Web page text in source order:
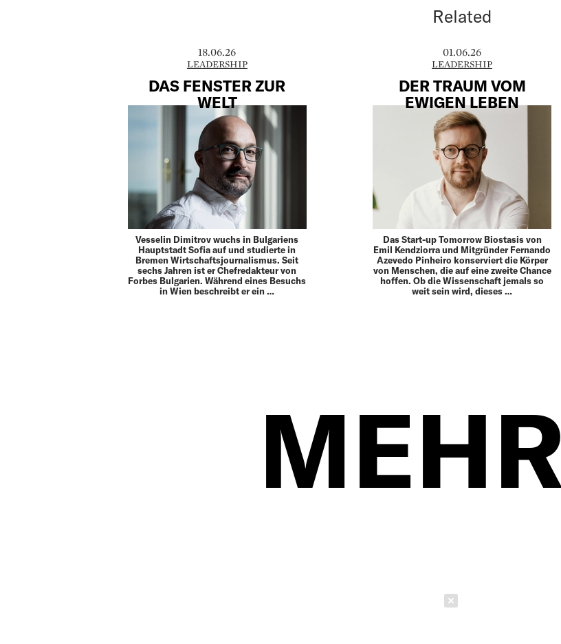
Related
18.06.26
LEADERSHIP
DAS FENSTER ZUR
WELT
Vesselin Dimitrov wuchs in Bulgariens
Hauptstadt Sofia auf und studierte in
Bremen Wirtschaftsjournalismus. Seit
sechs Jahren ist er Chefredakteur von
Forbes Bulgarien. Während eines Besuchs
in Wien beschreibt er ein …
01.06.26
LEADERSHIP
DER TRAUM VOM
EWIGEN LEBEN
Das Start-up Tomorrow Biostasis von
Emil Kendziorra und Mitgründer Fernando
Azevedo Pinheiro konserviert die Körper
von Menschen, die auf eine zweite Chance
hoffen. Ob die Wissenschaft jemals so
weit sein wird, dieses …
MEHR